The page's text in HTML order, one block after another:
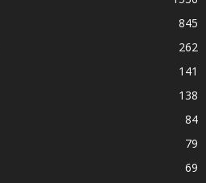
845
262
141
138
84
79
69